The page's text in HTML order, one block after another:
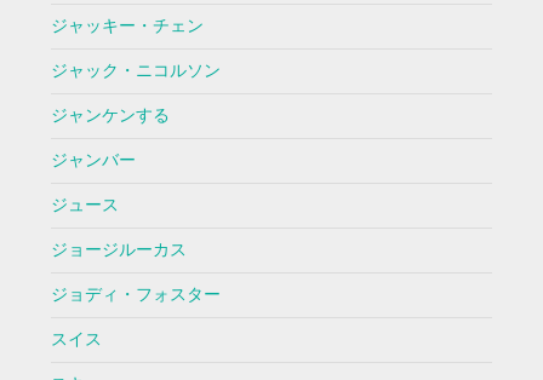
ジャッキー・チェン
ジャック・ニコルソン
ジャンケンする
ジャンバー
ジュース
ジョージルーカス
ジョディ・フォスター
スイス